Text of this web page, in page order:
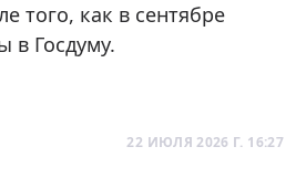
того, как в сентябре
в Госдуму.
22 ИЮЛЯ 2026 Г. 16:27